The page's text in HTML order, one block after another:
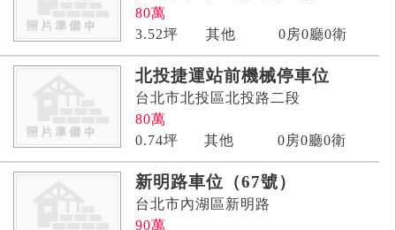
80萬
3.52坪 其他 0房0廳0衛
北投捷運站前機械停車位
台北市北投區北投路二段
80萬
0.74坪 其他 0房0廳0衛
新明路車位（67號）
台北市內湖區新明路
90萬